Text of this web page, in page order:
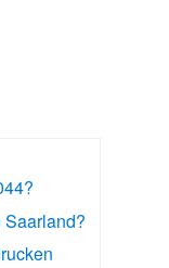
Saarland?